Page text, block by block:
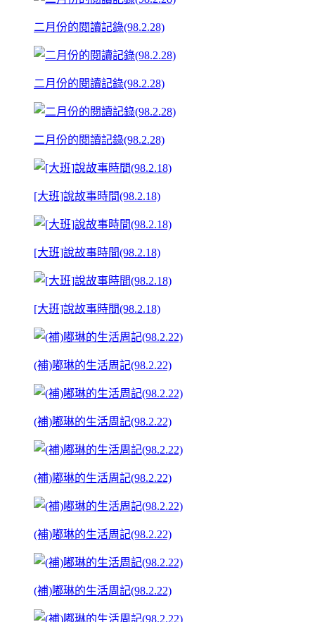
二月份的閱讀記錄(98.2.28)
二月份的閱讀記錄(98.2.28)
二月份的閱讀記錄(98.2.28)
[大班]說故事時間(98.2.18)
[大班]說故事時間(98.2.18)
[大班]說故事時間(98.2.18)
(補)嘟琳的生活周記(98.2.22)
(補)嘟琳的生活周記(98.2.22)
(補)嘟琳的生活周記(98.2.22)
(補)嘟琳的生活周記(98.2.22)
(補)嘟琳的生活周記(98.2.22)